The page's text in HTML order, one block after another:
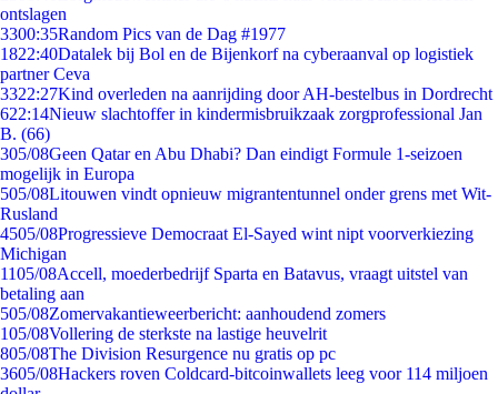
ontslagen
3300:35Random Pics van de Dag #1977
1822:40Datalek bij Bol en de Bijenkorf na cyberaanval op logistiek
partner Ceva
3322:27Kind overleden na aanrijding door AH-bestelbus in Dordrecht
622:14Nieuw slachtoffer in kindermisbruikzaak zorgprofessional Jan
B. (66)
305/08Geen Qatar en Abu Dhabi? Dan eindigt Formule 1-seizoen
mogelijk in Europa
505/08Litouwen vindt opnieuw migrantentunnel onder grens met Wit-
Rusland
4505/08Progressieve Democraat El-Sayed wint nipt voorverkiezing
Michigan
1105/08Accell, moederbedrijf Sparta en Batavus, vraagt uitstel van
betaling aan
505/08Zomervakantieweerbericht: aanhoudend zomers
105/08Vollering de sterkste na lastige heuvelrit
805/08The Division Resurgence nu gratis op pc
3605/08Hackers roven Coldcard-bitcoinwallets leeg voor 114 miljoen